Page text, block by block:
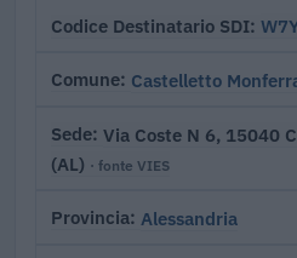
Codice Destinatario SDI
Comune Castelletto
Sede Via Coste N 6, 15040
(AL) · fonte VIES
Provincia Alessandria